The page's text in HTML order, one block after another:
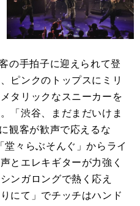
の手拍子に迎えられて登
ピンクのトップスにミリ
タリックなスニーカーを
「渋谷、まだまだいけま
観客が歓声で応えるな
々らぶそんぐ」からライ
とエレキギターが力強く
ンガロングで熱く応え
にて」でチッチはハンド